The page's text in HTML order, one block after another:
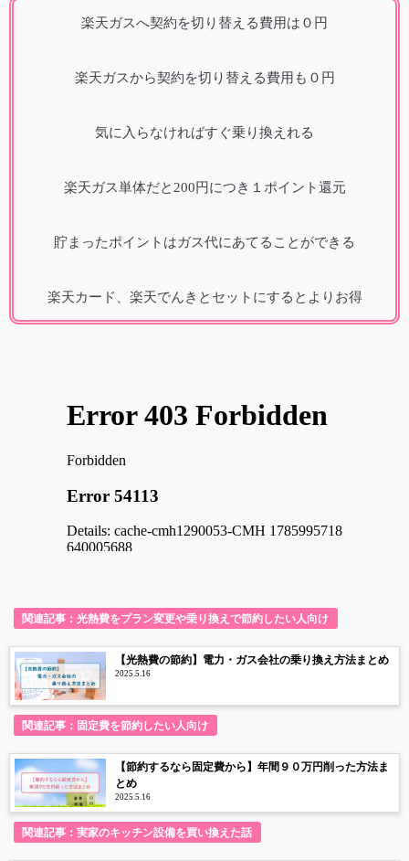
楽天ガスへ契約を切り替える費用は０円
楽天ガスから契約を切り替える費用も０円
気に入らなければすぐ乗り換えれる
楽天ガス単体だと200円につき１ポイント還元
貯まったポイントはガス代にあてることができる
楽天カード、楽天でんきとセットにするとよりお得
関連記事：光熱費をプラン変更や乗り換えで節約したい人向け
【光熱費の節約】電力・ガス会社の乗り換え方法まとめ
2025.5.16
関連記事：固定費を節約したい人向け
【節約するなら固定費から】年間９０万円削った方法ま
とめ
2025.5.16
関連記事：実家のキッチン設備を買い換えた話